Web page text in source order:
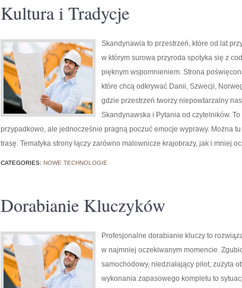
Kultura i Tradycje
Skandynawia to przestrzeń, które od lat
w którym surowa przyroda spotyka się z
pięknym wspomnieniem. Strona
które chcą odkrywać Danii, Szwecji,
gdzie przestrzeń tworzy niepowtarzalny
Skandynawska i Pytania od czytelników.
przypadkowo, ale jednocześnie pragną poczuć emocje wyprawy. Można
trasę. Tematyka strony łączy zarówno malownicze krajobrazy, jak i mniej
CATEGORIES: NOWE TECHNOLOGIE
Dorabianie Kluczyków
Profesjonalne dorabianie kluczy to
w najmniej oczekiwanym momencie.
samochodowy, niedziałający pilot, zużyta
wykonania zapasowego kompletu to